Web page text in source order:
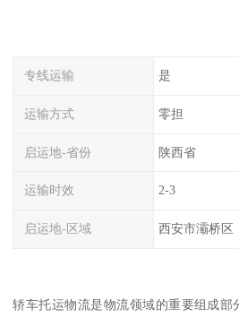
专线运输 是
运输方式 零担
启运地-省份 陕西省
运输时效 2-3
启运地-区域 西安市灞桥区
轿车托运物流是物流领域的重要组成部